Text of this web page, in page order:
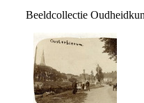
Beeldcollectie